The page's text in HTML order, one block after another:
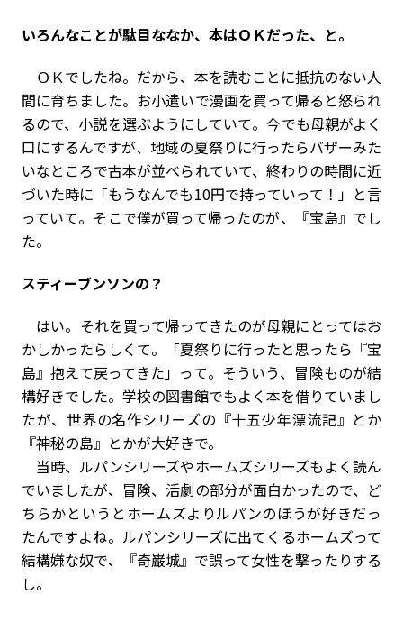
――いろんなことが駄目ななか、本はＯＫだった、と。
ＯＫでしたね。だから、本を読むことに抵抗のない人
間に育ちました。お小遣いで漫画を買って帰ると怒られ
るので、小説を選ぶようにしていて。今でも母親がよく
口にするんですが、地域の夏祭りに行ったらバザーみた
いなところで古本が並べられていて、終わりの時間に近
づいた時に「もうなんでも10円で持っていって！」と言
っていて。そこで僕が買って帰ったのが、『宝島』でし
た。
――スティーブンソンの？
はい。それを買って帰ってきたのが母親にとってはお
かしかったらしくて。「夏祭りに行ったと思ったら『宝
島』抱えて戻ってきた」って。そういう、冒険ものが結
構好きでした。学校の図書館でもよく本を借りていまし
たが、世界の名作シリーズの『十五少年漂流記』とか
『神秘の島』とかが大好きで。
当時、ルパンシリーズやホームズシリーズもよく読ん
でいましたが、冒険、活劇の部分が面白かったので、ど
ちらかというとホームズよりルパンのほうが好きだっ
たんですよね。ルパンシリーズに出てくるホームズって
結構嫌な奴で、『奇巌城』で誤って女性を撃ったりする
し。